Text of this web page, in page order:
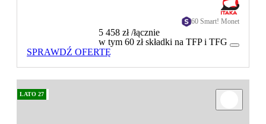
60 Smart! Monet
5 458 zł/łącznie
w tym 60 zł składki na TFP i TFG
SPRAWDŹ OFERTĘ
LATO 27